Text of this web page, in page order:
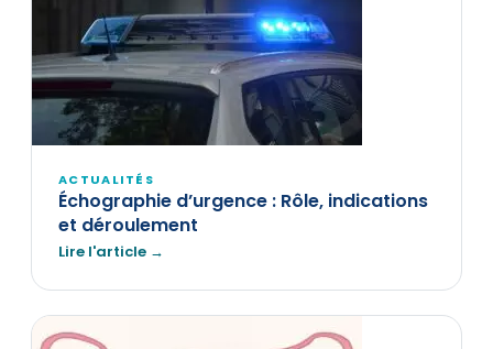
ACTUALITÉS
Échographie d’urgence : Rôle, indications
et déroulement
Lire l'article →